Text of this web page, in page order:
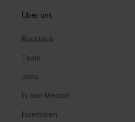
Über uns
Rückblick
Team
Jobs
In den Medien
Investoren